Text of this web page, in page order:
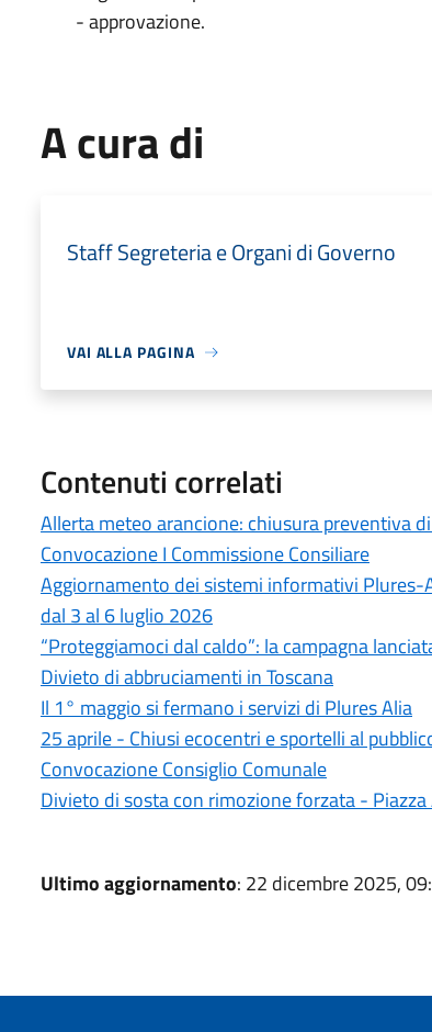
- approvazione.
A cura di
Staff Segreteria e Organi di Governo
VAI ALLA PAGINA
Contenuti correlati
Allerta meteo arancione: chiusura preventiva
Convocazione I Commissione Consiliare
Aggiornamento dei sistemi informativi
dal 3 al 6 luglio 2026
“Proteggiamoci dal caldo”: la campagna
Divieto di abbruciamenti in Toscana
Il 1° maggio si fermano i servizi di Plures Alia
25 aprile - Chiusi ecocentri e sportelli al
Convocazione Consiglio Comunale
Divieto di sosta con rimozione forzata - Piazza
Ultimo aggiornamento: 22 dicembre 2025,